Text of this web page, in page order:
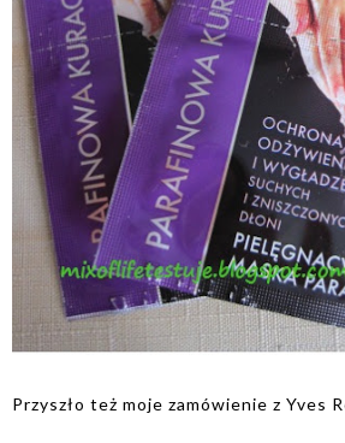
Przyszło też moje zamówienie z Yves